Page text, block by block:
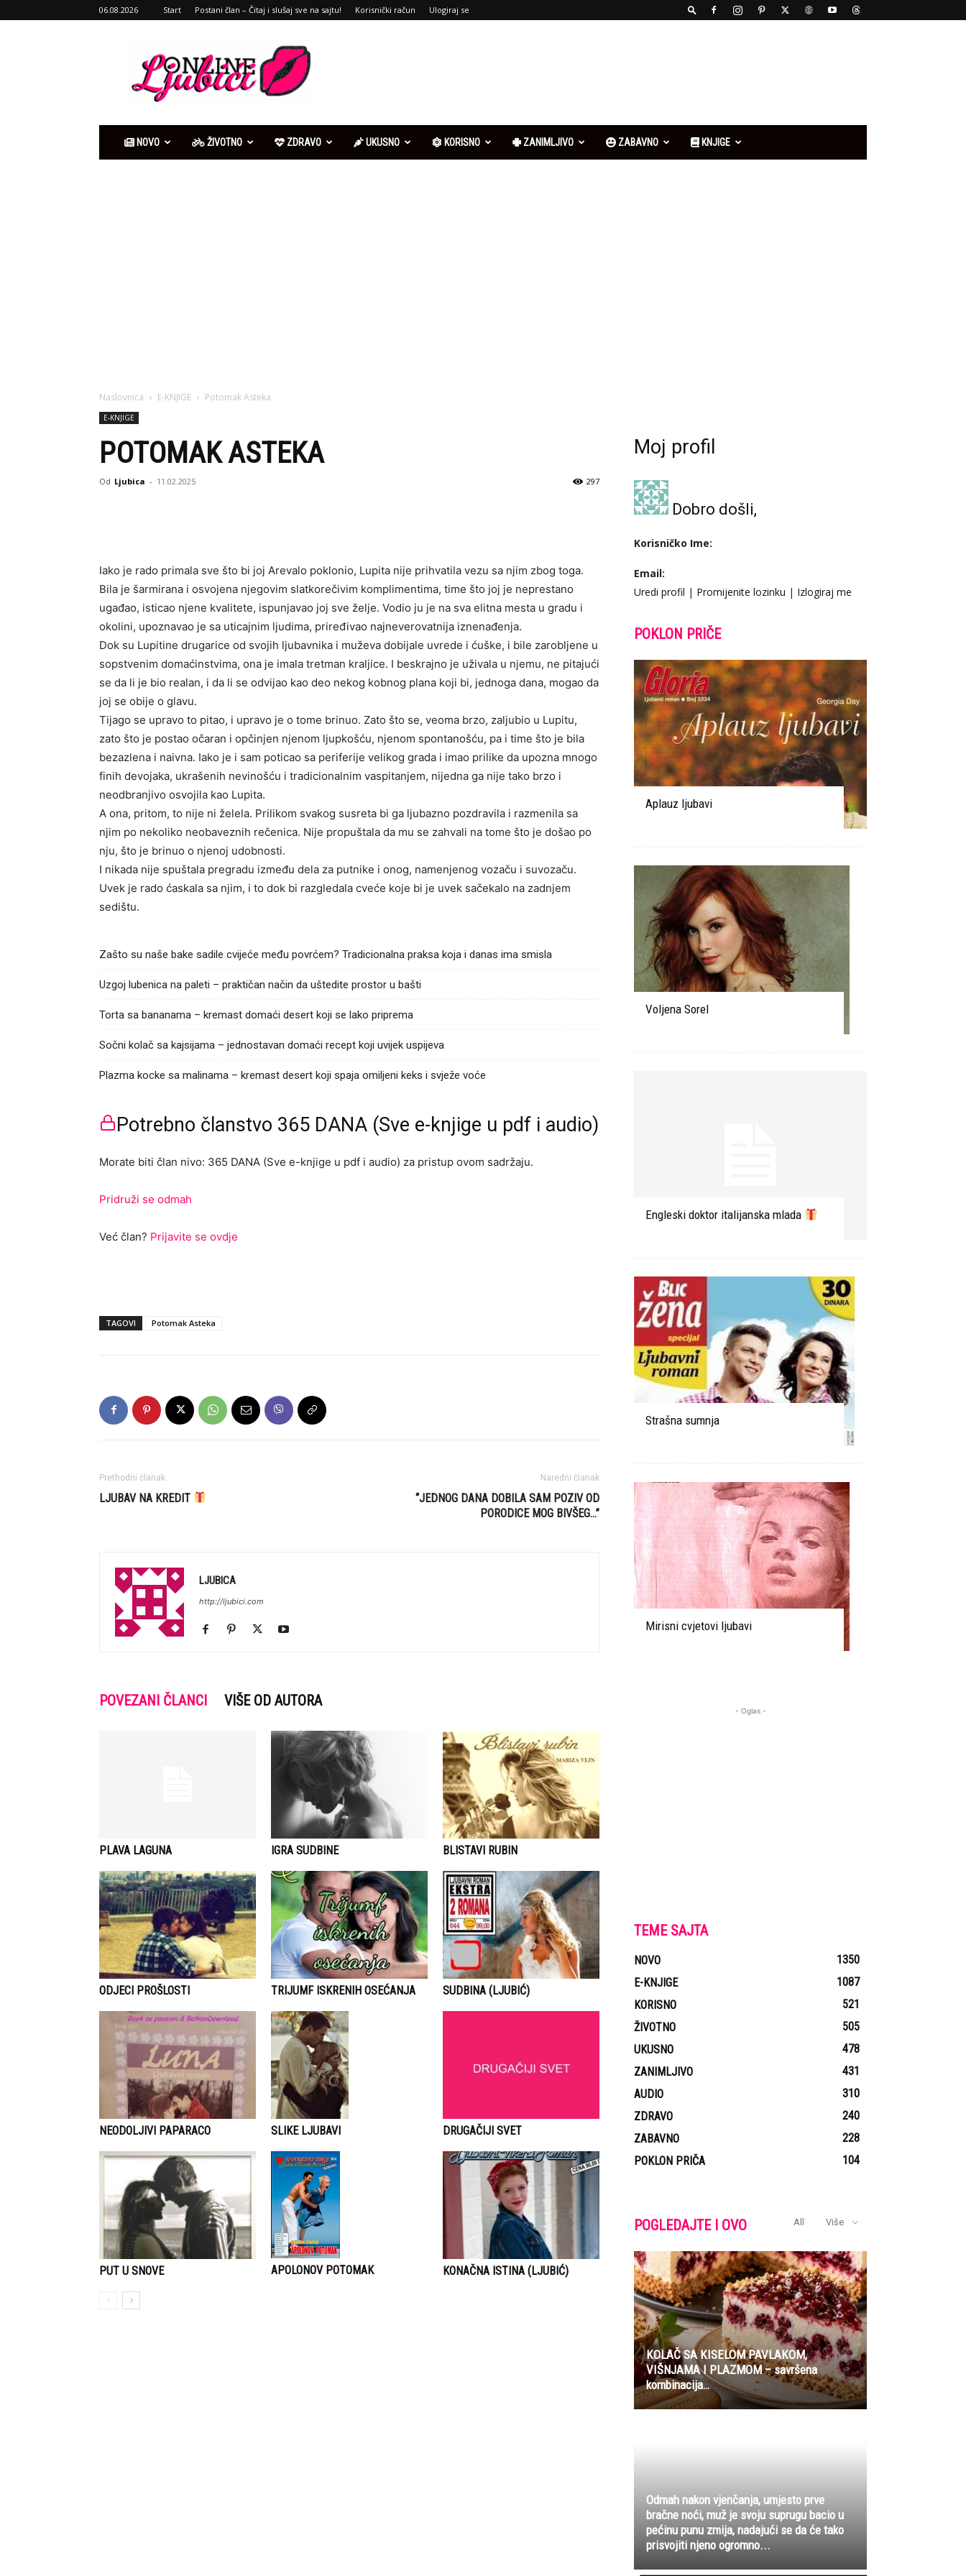
06.08.2026 Start Postani član – Čitaj i slušaj sve na sajtu! Korisnički račun Ulogiraj se
online
NOVO ŽIVOTNO ZDRAVO UKUSNO KORISNO ZANIMLJIVO ZABAVNO KNJIGE
Naslovnica E-KNJIGE Potomak Asteka
E-KNJIGE
POTOMAK ASTEKA
Od Ljubica - 11.02.2025 297
Iako je rado primala sve što bi joj Arevalo poklonio, Lupita nije prihvatila vezu sa njim zbog toga.
Bila je šarmirana i osvojena njegovim slatkorečivim komplimentima, time što joj je neprestano
ugađao, isticao njene kvalitete, ispunjavao joj sve želje. Vodio ju je na sva elitna mesta u gradu i
okolini, upoznavao je sa uticajnim ljudima, priređivao najneverovatnija iznenađenja.
Dok su Lupitine drugarice od svojih ljubavnika i muževa dobijale uvrede i ćuške, i bile zarobljene u
sopstvenim domaćinstvima, ona je imala tretman kraljice. I beskrajno je uživala u njemu, ne pitajući
se da li je bio realan, i da li se odvijao kao deo nekog kobnog plana koji bi, jednoga dana, mogao da
joj se obije o glavu.
Tijago se upravo to pitao, i upravo je o tome brinuo. Zato što se, veoma brzo, zaljubio u Lupitu,
zato što je postao očaran i opčinjen njenom ljupkošću, njenom spontanošću, pa i time što je bila
bezazlena i naivna. Iako je i sam poticao sa periferije velikog grada i imao prilike da upozna mnogo
finih devojaka, ukrašenih nevinošću i tradicionalnim vaspitanjem, nijedna ga nije tako brzo i
neodbranjivo osvojila kao Lupita.
A ona, pritom, to nije ni želela. Prilikom svakog susreta bi ga ljubazno pozdravila i razmenila sa
njim po nekoliko neobaveznih rečenica. Nije propuštala da mu se zahvali na tome što je došao po
nju, što je brinuo o njenoj udobnosti.
I nikada nije spuštala pregradu između dela za putnike i onog, namenjenog vozaču i suvozaču.
Uvek je rado ćaskala sa njim, i to dok bi razgledala cveće koje bi je uvek sačekalo na zadnjem
sedištu.
Zašto su naše bake sadile cvijeće među povrćem? Tradicionalna praksa koja i danas ima smisla
Uzgoj lubenica na paleti – praktičan način da uštedite prostor u bašti
Torta sa bananama – kremast domaći desert koji se lako priprema
Sočni kolač sa kajsijama – jednostavan domaći recept koji uvijek uspijeva
Plazma kocke sa malinama – kremast desert koji spaja omiljeni keks i svježe voće
Potrebno članstvo 365 DANA (Sve e-knjige u pdf i audio)
Morate biti član nivo: 365 DANA (Sve e-knjige u pdf i audio) za pristup ovom sadržaju.
Pridruži se odmah
Već član? Prijavite se ovdje
TAGOVI Potomak Asteka
Prethodni članak
LJUBAV NA KREDIT
Naredni članak
“JEDNOG DANA DOBILA SAM POZIV OD
PORODICE MOG BIVŠEG…”
LJUBICA
http://ljubici.com
POVEZANI ČLANCI VIŠE OD AUTORA
PLAVA LAGUNA IGRA SUDBINE BLISTAVI RUBIN
ODJECI PROŠLOSTI TRIJUMF ISKRENIH OSEĆANJA SUDBINA (LJUBIĆ)
NEODOLJIVI PAPARACO SLIKE LJUBAVI DRUGAČIJI SVET
PUT U SNOVE APOLONOV POTOMAK KONAČNA ISTINA (LJUBIĆ)
Moj profil
Dobro došli,
Korisničko Ime:
Email:
Uredi profil | Promijenite lozinku | Izlogiraj me
POKLON PRIČE
Aplauz ljubavi
Voljena Sorel
Engleski doktor italijanska mlada
Strašna sumnja
Mirisni cvjetovi ljubavi
- Oglas -
TEME SAJTA
NOVO
1350
E-KNJIGE
1087
KORISNO
521
ŽIVOTNO
505
UKUSNO
478
ZANIMLJIVO
431
AUDIO
310
ZDRAVO
240
ZABAVNO
228
POKLON PRIČA
104
POGLEDAJTE I OVO All Više
KOLAČ SA KISELOM PAVLAKOM,
VIŠNJAMA I PLAZMOM – savršena
kombinacija…
Odmah nakon vjenčanja, umjesto prve
bračne noći, muž je svoju suprugu bacio u
pećinu punu zmija, nadajući se da će tako
prisvojiti njeno ogromno...